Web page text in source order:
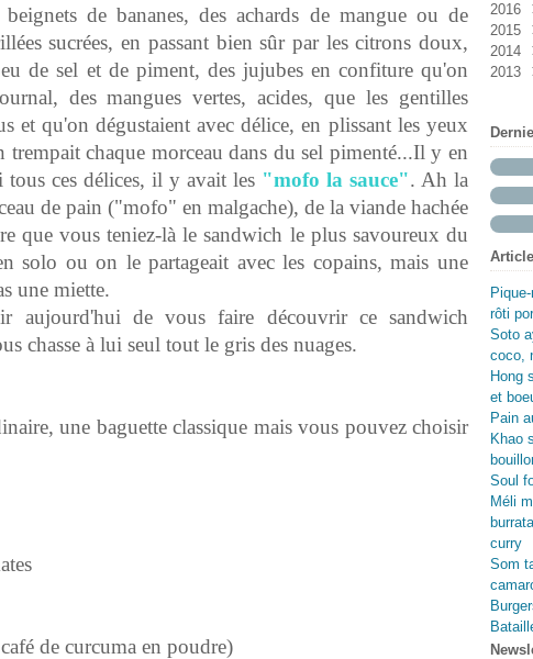
beignets de bananes, des achards de mangue ou de
sucrées, en passant bien sûr par les citrons doux,
de sel et de piment, des jujubes en confiture qu'on
des mangues vertes, acides, que les gentilles
et qu'on dégustaient avec délice, en plissant les yeux
trempait chaque morceau dans du sel pimenté...Il y en
ces délices, il y avait les "mofo la sauce". Ah la
de pain ("mofo" en malgache), de la viande hachée
que vous teniez-là le sandwich le plus savoureux du
solo ou on le partageait avec les copains, mais une
une miette.
aujourd'hui de vous faire découvrir ce sandwich
chasse à lui seul tout le gris des nuages.
une baguette classique mais vous pouvez choisir
de curcuma en poudre)
Mai
2016
2015
2014
2013
rôti
Soto
coco,
Hong
et
Pain
Khao
Soul
Méli
curry
Som